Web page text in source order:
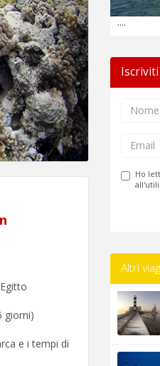
giorni)
e i tempi di
....
Ho
Altri